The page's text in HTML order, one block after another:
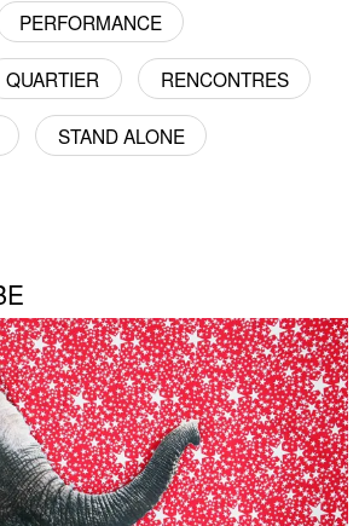
PERFORMANCE
QUARTIER RENCONTRES
STAND ALONE